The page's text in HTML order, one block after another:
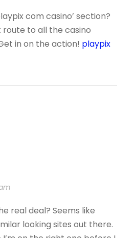
com casino’ section?
route to all the casino
in on the action! playpix
real deal? Seems like
looking sites out there.